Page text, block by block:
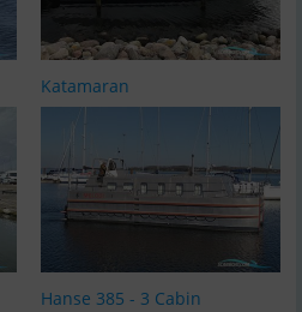
Katamaran
Hanse 385 - 3 Cabin